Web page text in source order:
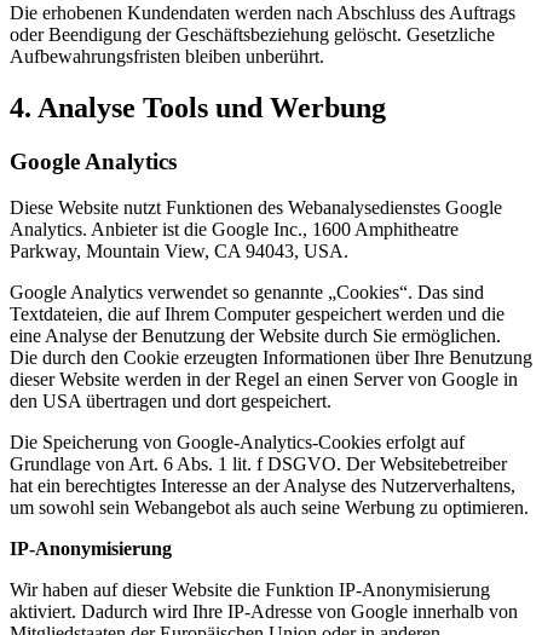
Die erhobenen Kundendaten werden nach Abschluss des Auftrags
oder Beendigung der Geschäftsbeziehung gelöscht. Gesetzliche
Aufbewahrungsfristen bleiben unberührt.
4. Analyse Tools und Werbung
Google Analytics
Diese Website nutzt Funktionen des Webanalysedienstes Google
Analytics. Anbieter ist die Google Inc., 1600 Amphitheatre
Parkway, Mountain View, CA 94043, USA.
Google Analytics verwendet so genannte „Cookies“. Das sind
Textdateien, die auf Ihrem Computer gespeichert werden und die
eine Analyse der Benutzung der Website durch Sie ermöglichen.
Die durch den Cookie erzeugten Informationen über Ihre Benutzung
dieser Website werden in der Regel an einen Server von Google in
den USA übertragen und dort gespeichert.
Die Speicherung von Google-Analytics-Cookies erfolgt auf
Grundlage von Art. 6 Abs. 1 lit. f DSGVO. Der Websitebetreiber
hat ein berechtigtes Interesse an der Analyse des Nutzerverhaltens,
um sowohl sein Webangebot als auch seine Werbung zu optimieren.
IP-Anonymisierung
Wir haben auf dieser Website die Funktion IP-Anonymisierung
aktiviert. Dadurch wird Ihre IP-Adresse von Google innerhalb von